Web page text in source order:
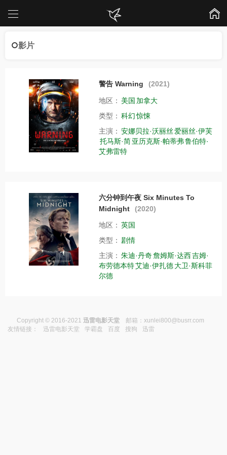
影片
警告 Warning (2021)
地区： 美国 加拿大
类型： 科幻惊悚
主演： 安娜贝拉·沃丽丝爱丽丝·伊芙
托马斯·简亚历克斯·帕蒂弗鲁伯特·
艾弗雷特
六分钟到午夜 Six Minutes To
Midnight
(2020)
地区： 英国
类型： 剧情
主演： 朱迪·丹奇詹姆斯·达西吉姆·
布劳德本特艾迪·伊扎德大卫·斯科菲
尔德
Copyright © 2016-2021 迅雷电影天堂 邮箱： xunlei800@busrr.com
友情链接：
迅雷电影天堂 学霸盘 百度 搜狗 迅雷